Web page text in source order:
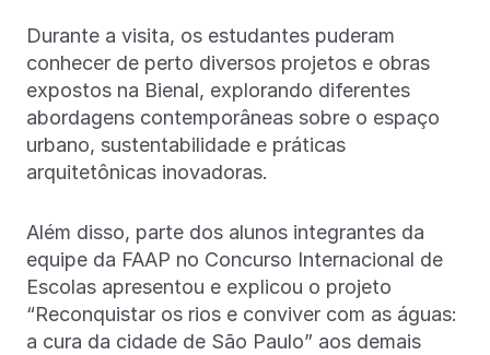
Durante a visita, os estudantes puderam
conhecer de perto diversos projetos e obras
expostos na Bienal, explorando diferentes
abordagens contemporâneas sobre o espaço
urbano, sustentabilidade e práticas
arquitetônicas inovadoras.
Além disso, parte dos alunos integrantes da
equipe da FAAP no Concurso Internacional de
Escolas apresentou e explicou o projeto
“Reconquistar os rios e conviver com as águas:
a cura da cidade de São Paulo” aos demais